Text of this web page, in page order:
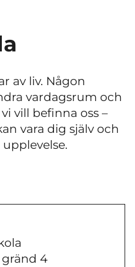
av liv. Någon
vardagsrum och
vill befinna oss –
vara dig själv och
gränd 4